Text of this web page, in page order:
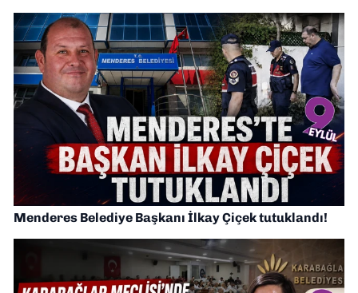
Menderes Belediye Başkanı İlkay Çiçek tutuklandı!